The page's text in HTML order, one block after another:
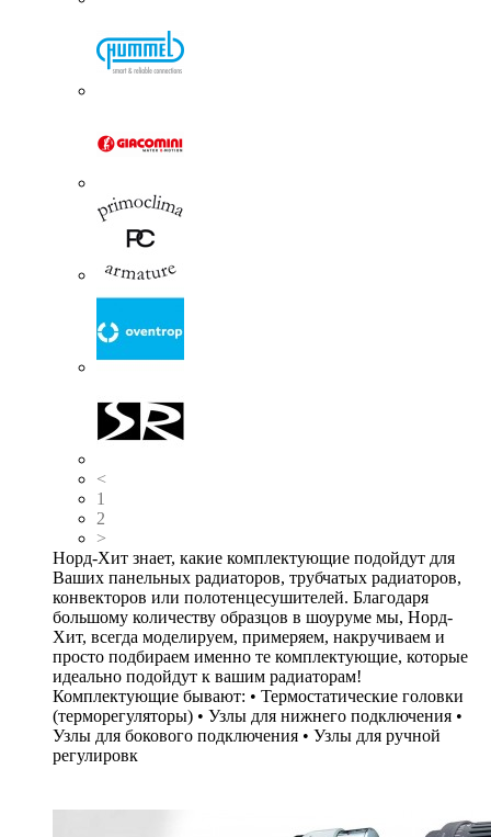
<
1
2
>
Норд-Хит знает, какие комплектующие подойдут для
Ваших панельных радиаторов, трубчатых радиаторов,
конвекторов или полотенцесушителей. Благодаря
большому количеству образцов в шоуруме мы, Норд-
Хит, всегда моделируем, примеряем, накручиваем и
просто подбираем именно те комплектующие, которые
идеально подойдут к вашим радиаторам!
Комплектующие бывают: • Термостатические головки
(терморегуляторы) • Узлы для нижнего подключения •
Узлы для бокового подключения • Узлы для ручной
регулировк